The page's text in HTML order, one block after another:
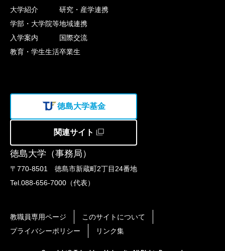
徳島大学（事務局）
〒770-8501 徳島市新蔵町2丁目24番地
Tel.088-656-7000（代表）
大学紹介
学部・大学院等
入学案内
教育・学生生活
研究・産学連携
地域連携
国際交流
卒業生
徳島大学基金
関連サイト
教職員専用ページ
このサイトについて
プライバシーポリシー
リンク集